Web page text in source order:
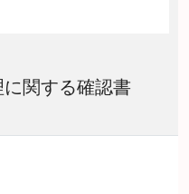
関する確認書